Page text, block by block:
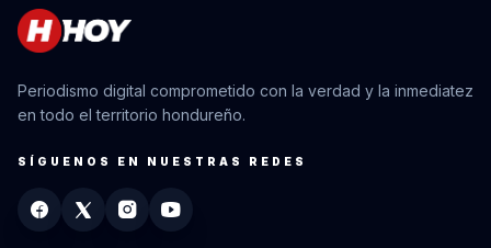
Periodismo digital comprometido con la verdad y la inmediatez
en todo el territorio hondureño.
SÍGUENOS EN NUESTRAS REDES